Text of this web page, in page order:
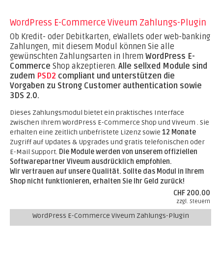
WordPress E-Commerce Viveum Zahlungs-Plugin
Ob Kredit- oder Debitkarten, eWallets oder web-banking
Zahlungen, mit diesem Modul können Sie alle
gewünschten Zahlungsarten in Ihrem WordPress E-
Commerce Shop akzeptieren. Alle sellxed Module sind
zudem PSD2 compliant und unterstützen die
Vorgaben zu Strong Customer authentication sowie
3DS 2.0.
Dieses Zahlungsmodul bietet ein praktisches Interface
zwischen Ihrem WordPress E-Commerce Shop und Viveum . Sie
erhalten eine zeitlich unbefristete Lizenz sowie 12 Monate
Zugriff auf Updates & Upgrades und gratis telefonischen oder
E-Mail Support. Die Module werden von unserem offiziellen
Softwarepartner Viveum ausdrücklich empfohlen.
Wir vertrauen auf unsere Qualität. Sollte das Modul in Ihrem
Shop nicht funktionieren, erhalten Sie Ihr Geld zurück!
CHF 200.00
zzgl. Steuern
WordPress E-Commerce Viveum Zahlungs-Plugin